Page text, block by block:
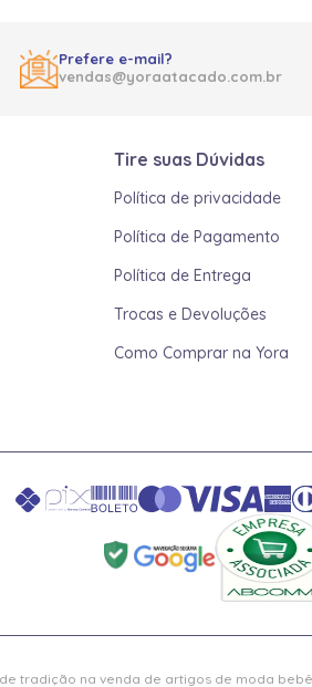
Prefere e-mail?
vendas@yoraatacado.com.br
Tire suas Dúvidas
Política de privacidade
Política de Pagamento
Política de Entrega
Trocas e Devoluções
Como Comprar na Yora
tradição na venda de artigos de moda